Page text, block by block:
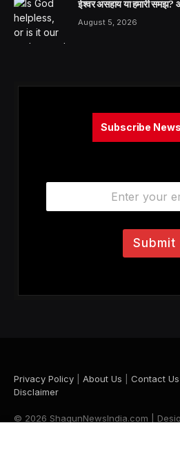
ईश्वर असहाय या हमारी समझ?
August 5, 2026
Subscribe
E
a
Submit
Privacy Policy About Us Contact Us
Disclaimer
© 2026 ShagunNewsIndia.com |